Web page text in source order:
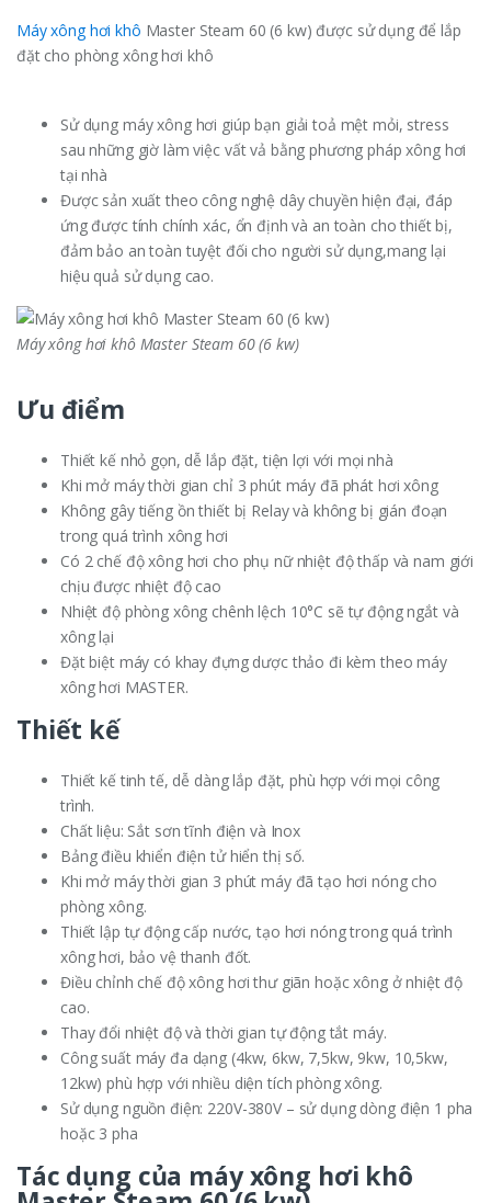
Máy xông hơi khô Master Steam 60 (6 kw) được sử dụng để lắp
đặt cho phòng xông hơi khô
Sử dụng máy xông hơi giúp bạn giải toả mệt mỏi, stress
sau những giờ làm việc vất vả bằng phương pháp xông hơi
tại nhà
Được sản xuất theo công nghệ dây chuyền hiện đại, đáp
ứng được tính chính xác, ổn định và an toàn cho thiết bị,
đảm bảo an toàn tuyệt đối cho người sử dụng,mang lại
hiệu quả sử dụng cao.
Máy xông hơi khô Master Steam 60 (6 kw)
Ưu điểm
Thiết kế nhỏ gọn, dễ lắp đặt, tiện lợi với mọi nhà
Khi mở máy thời gian chỉ 3 phút máy đã phát hơi xông
Không gây tiếng ồn thiết bị Relay và không bị gián đoạn
trong quá trình xông hơi
Có 2 chế độ xông hơi cho phụ nữ nhiệt độ thấp và nam giới
chịu được nhiệt độ cao
Nhiệt độ phòng xông chênh lệch 10°C sẽ tự động ngắt và
xông lại
Đặt biệt máy có khay đựng dược thảo đi kèm theo máy
xông hơi MASTER.
Thiết kế
Thiết kế tinh tế, dễ dàng lắp đặt, phù hợp với mọi công
trình.
Chất liệu: Sắt sơn tĩnh điện và Inox
Bảng điều khiển điện tử hiển thị số.
Khi mở máy thời gian 3 phút máy đã tạo hơi nóng cho
phòng xông.
Thiết lập tự động cấp nước, tạo hơi nóng trong quá trình
xông hơi, bảo vệ thanh đốt.
Điều chỉnh chế độ xông hơi thư giãn hoặc xông ở nhiệt độ
cao.
Thay đổi nhiệt độ và thời gian tự động tắt máy.
Công suất máy đa dạng (4kw, 6kw, 7,5kw, 9kw, 10,5kw,
12kw) phù hợp với nhiều diện tích phòng xông.
Sử dụng nguồn điện: 220V-380V – sử dụng dòng điện 1 pha
hoặc 3 pha
Tác dụng của máy xông hơi khô